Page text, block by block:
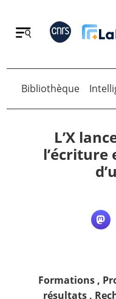
Retour
Contact
Retour
Bibliothèque
L’X
l’écriture
Formations ,
résultats ,